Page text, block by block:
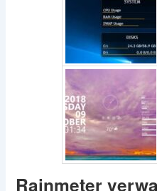
Rainmeter